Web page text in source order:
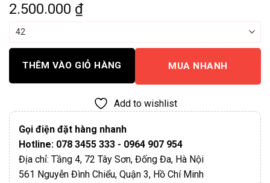
2.500.000 ₫
THÊM VÀO GIỎ HÀNG MUA NHANH
Add to wishlist
Gọi điện đặt hàng nhanh
Hotline: 078 3455 333 - 0964 907 954
Địa chỉ: Tầng 4, 72 Tây Sơn, Đống Đa, Hà Nội
561 Nguyễn Đình Chiểu, Quận 3, Hồ Chí Minh